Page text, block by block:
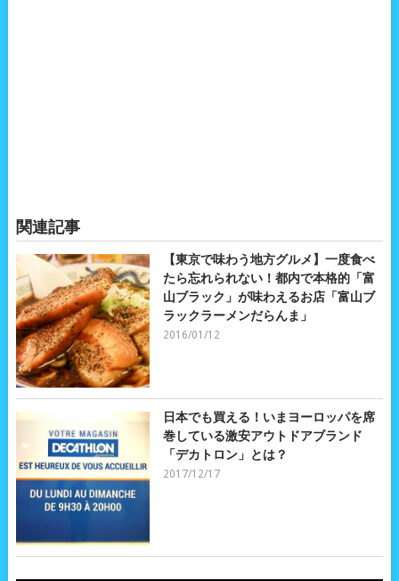
関連記事
【東京で味わう地方グルメ】一度食べ
たら忘れられない！都内で本格的「富
山ブラック」が味わえるお店「富山ブ
ラックラーメンだらんま」
2016/01/12
日本でも買える！いまヨーロッパを席
巻している激安アウトドアブランド
「デカトロン」とは？
2017/12/17